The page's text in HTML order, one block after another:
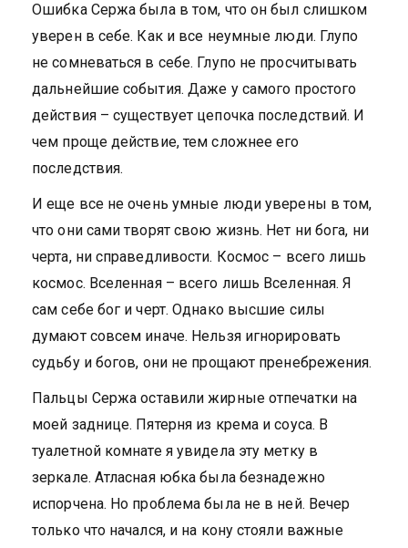
Ошибка Сержа была в том, что он был слишком
уверен в себе. Как и все неумные люди. Глупо
не сомневаться в себе. Глупо не просчитывать
дальнейшие события. Даже у самого простого
действия – существует цепочка последствий. И
чем проще действие, тем сложнее его
последствия.
И еще все не очень умные люди уверены в том,
что они сами творят свою жизнь. Нет ни бога, ни
черта, ни справедливости. Космос – всего лишь
космос. Вселенная – всего лишь Вселенная. Я
сам себе бог и черт. Однако высшие силы
думают совсем иначе. Нельзя игнорировать
судьбу и богов, они не прощают пренебрежения.
Пальцы Сержа оставили жирные отпечатки на
моей заднице. Пятерня из крема и соуса. В
туалетной комнате я увидела эту метку в
зеркале. Атласная юбка была безнадежно
испорчена. Но проблема была не в ней. Вечер
только что начался, и на кону стояли важные